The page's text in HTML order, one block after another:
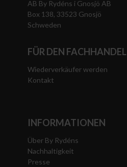
AB By Rydéns i Gnosjö AB
Box 138, 33523 Gnosjö
Schweden
FÜR DEN FACHHANDEL
Wiederverkäufer werden
Kontakt
INFORMATIONEN
Über By Rydéns
Nachhaltigkeit
Presse